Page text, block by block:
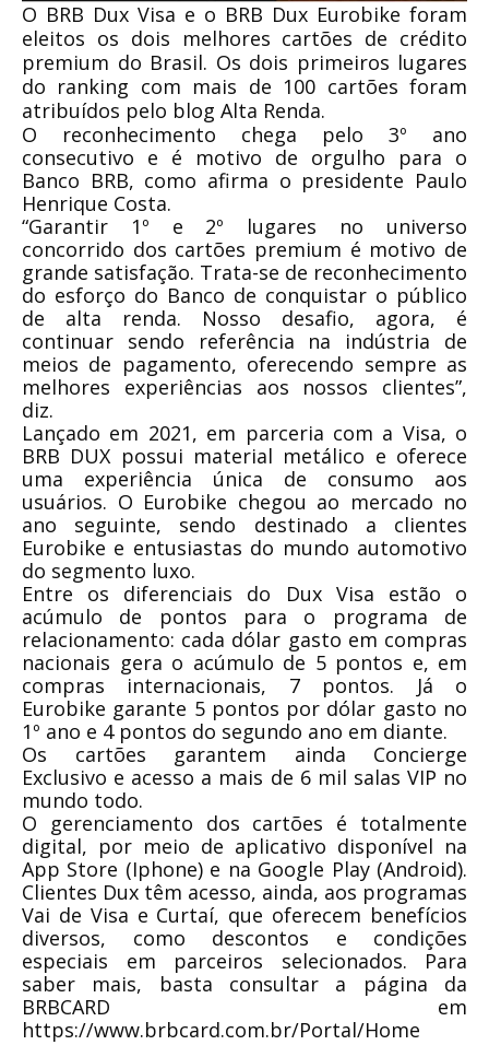
O BRB Dux Visa e o BRB Dux Eurobike foram
eleitos os dois melhores cartões de crédito
premium do Brasil. Os dois primeiros lugares
do ranking com mais de 100 cartões foram
atribuídos pelo blog Alta Renda.
O reconhecimento chega pelo 3º ano
consecutivo e é motivo de orgulho para o
Banco BRB, como afirma o presidente Paulo
Henrique Costa.
“Garantir 1º e 2º lugares no universo
concorrido dos cartões premium é motivo de
grande satisfação. Trata-se de reconhecimento
do esforço do Banco de conquistar o público
de alta renda. Nosso desafio, agora, é
continuar sendo referência na indústria de
meios de pagamento, oferecendo sempre as
melhores experiências aos nossos clientes”,
diz.
Lançado em 2021, em parceria com a Visa, o
BRB DUX possui material metálico e oferece
uma experiência única de consumo aos
usuários. O Eurobike chegou ao mercado no
ano seguinte, sendo destinado a clientes
Eurobike e entusiastas do mundo automotivo
do segmento luxo.
Entre os diferenciais do Dux Visa estão o
acúmulo de pontos para o programa de
relacionamento: cada dólar gasto em compras
nacionais gera o acúmulo de 5 pontos e, em
compras internacionais, 7 pontos. Já o
Eurobike garante 5 pontos por dólar gasto no
1º ano e 4 pontos do segundo ano em diante.
Os cartões garantem ainda Concierge
Exclusivo e acesso a mais de 6 mil salas VIP no
mundo todo.
O gerenciamento dos cartões é totalmente
digital, por meio de aplicativo disponível na
App Store (Iphone) e na Google Play (Android).
Clientes Dux têm acesso, ainda, aos programas
Vai de Visa e Curtaí, que oferecem benefícios
diversos, como descontos e condições
especiais em parceiros selecionados. Para
saber mais, basta consultar a página da
BRBCARD em
https://www.brbcard.com.br/Portal/Home